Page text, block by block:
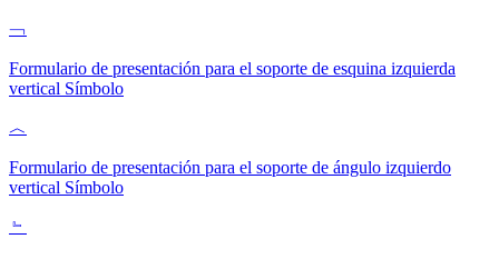
﹁
Formulario de presentación para el soporte de esquina izquierda
vertical Símbolo
︿
Formulario de presentación para el soporte de ángulo izquierdo
vertical Símbolo
﹄